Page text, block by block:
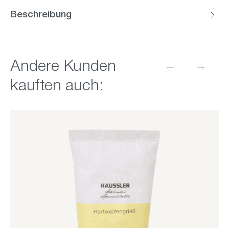
Beschreibung
Produktgalerie überspringen
Andere Kunden
kauften auch: